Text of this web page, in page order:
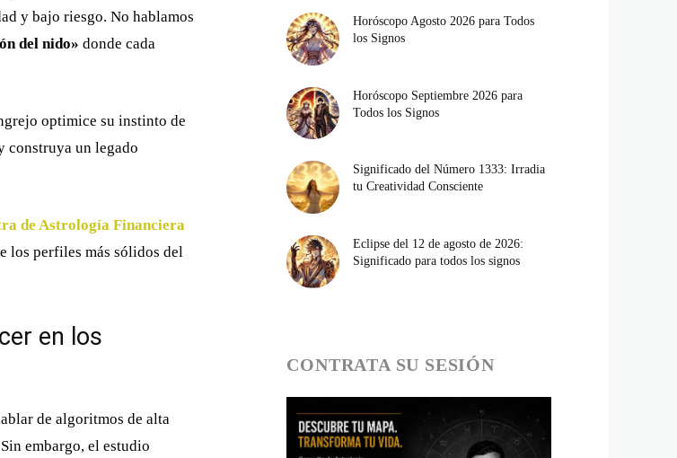
y bajo riesgo. No hablamos
del nido» donde cada
optimice su instinto de
construya un legado
de Astrología Financiera
los perfiles más sólidos del
en los
de algoritmos de alta
embargo, el estudio
Horóscopo Agosto 2026 para Todos
los Signos
Horóscopo Septiembre 2026 para
Todos los Signos
Significado del Número 1333: Irradia
tu Creatividad Consciente
Eclipse del 12 de agosto de 2026:
Significado para todos los signos
CONTRATA SU SESIÓN